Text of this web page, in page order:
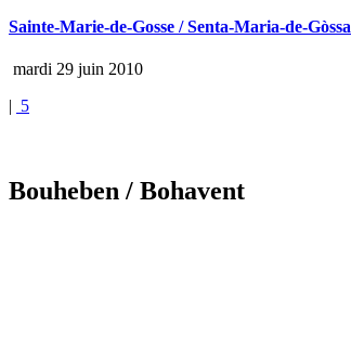
Sainte-Marie-de-Gosse / Senta-Maria-de-Gòssa
mardi 29 juin 2010
| 5
Bouheben / Bohavent